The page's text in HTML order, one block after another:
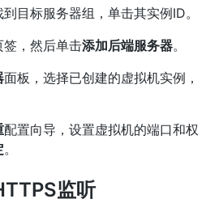
目标服务器组，单击其实例ID。
签，然后单击添加后端服务器。
面板，选择已创建的虚拟机实例，
配置向导，设置虚拟机的端口和权
。
监听